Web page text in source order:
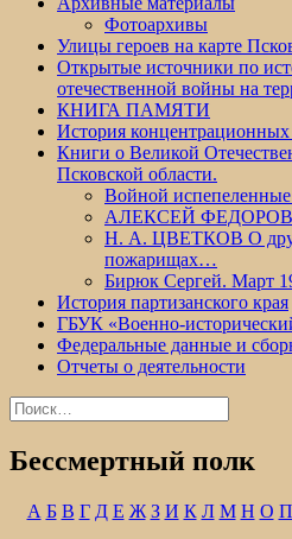
Фотоархивы
Улицы героев на карте
Открытые источники по
отечественной войны на
КНИГА ПАМЯТИ
История концентрационных
Книги о Великой
Псковской области.
Войной испепеленные
АЛЕКСЕЙ ФЕДОРОВ
Н. А. ЦВЕТКОВ О
пожарищах…
Бирюк Сергей. Март
История партизанского края
ГБУК «Военно-
Федеральные данные и
Отчеты о деятельности
Найти:
Бессмертный полк
А Б В Г Д Е Ж З И К Л М Н О П